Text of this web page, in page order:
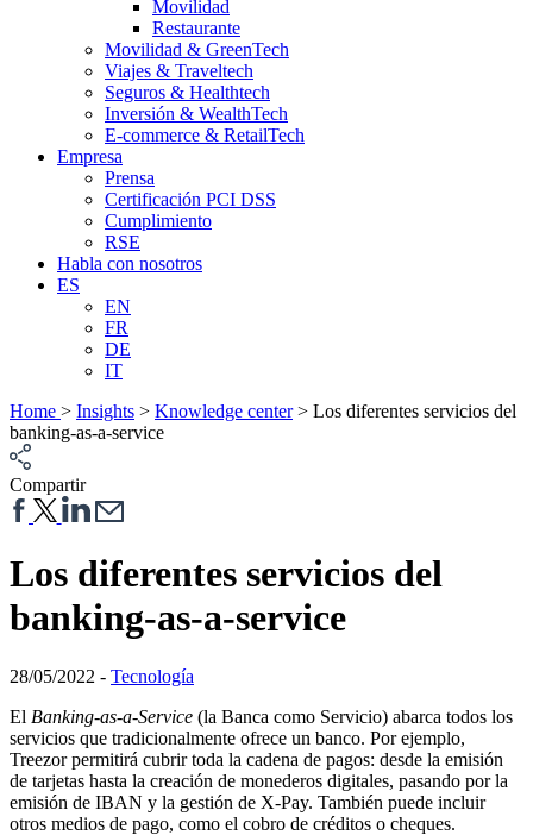
Movilidad
Restaurante
Movilidad & GreenTech
Viajes & Traveltech
Seguros & Healthtech
Inversión & WealthTech
E-commerce & RetailTech
Empresa
Prensa
Certificación PCI DSS
Cumplimiento
RSE
Habla con nosotros
ES
EN
FR
DE
IT
Home > Insights > Knowledge center> Los diferentes servicios del
banking-as-a-service
Compartir
Los diferentes servicios del
banking-as-a-service
28/05/2022 - Tecnología
El Banking-as-a-Service (la Banca como Servicio) abarca todos los
servicios que tradicionalmente ofrece un banco. Por ejemplo,
Treezor permitirá cubrir toda la cadena de pagos: desde la emisión
de tarjetas hasta la creación de monederos digitales, pasando por la
emisión de IBAN y la gestión de X-Pay. También puede incluir
otros medios de pago, como el cobro de créditos o cheques.